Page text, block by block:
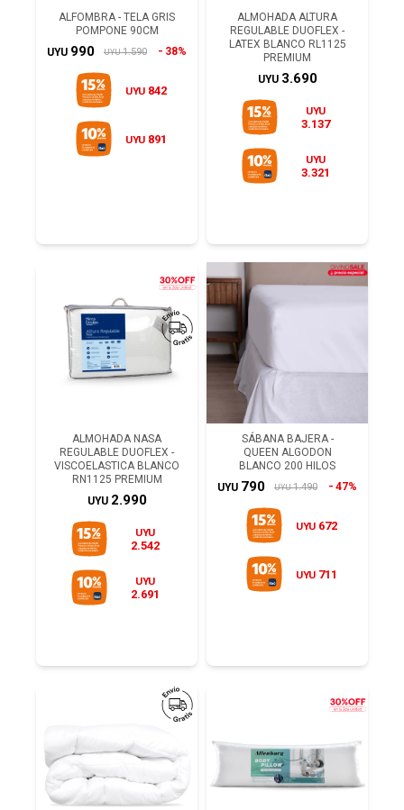
ALFOMBRA - TELA GRIS
POMPONE 90CM
UYU 990 UYU 1.590 38%
UYU 842
UYU 891
ALMOHADA ALTURA
REGULABLE DUOFLEX -
LATEX BLANCO RL1125
PREMIUM
UYU 3.690
UYU
3.137
UYU
3.321
ALMOHADA NASA
REGULABLE DUOFLEX -
VISCOELASTICA BLANCO
RN1125 PREMIUM
UYU 2.990
UYU
2.542
UYU
2.691
SÁBANA BAJERA -
QUEEN ALGODON
BLANCO 200 HILOS
UYU 790 UYU 1.490 47%
UYU 672
UYU 711